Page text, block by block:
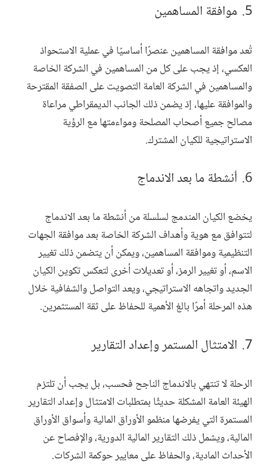
موافقة المساهمين
تُعد موافقة المساهمين عنصرًا أساسيًا في عملية الاستحواذ
العكسي، إذ يجب على كل من المساهمين في الشركة الخاصة
والمساهمين في الشركة العامة التصويت على الصفقة المقترحة
والموافقة عليها، إذ يضمن ذلك الجانب الديمقراطي مراعاة
مصالح جميع أصحاب المصلحة ومواءمتها مع الرؤية
الاستراتيجية للكيان المشترك.
أنشطة ما بعد الاندماج
يخضع الكيان المندمج لسلسلة من أنشطة ما بعد الاندماج
لتتوافق مع هوية وأهداف الشركة الخاصة بعد موافقة الجهات
التنظيمية وموافقة المساهمين، ويمكن أن يتضمن ذلك تغيير
الاسم، أو تغيير الرمز، أو تعديلات أخرى لتعكس تكوين الكيان
الجديد واتجاهه الاستراتيجي، ويعد التواصل والشفافية خلال
هذه المرحلة أمرًا بالغ الأهمية للحفاظ على ثقة المستثمرين.
الامتثال المستمر وإعداد التقارير
الرحلة لا تنتهي بالاندماج الناجح فحسب، بل يجب أن تلتزم
الهيئة العامة المشكلة حديثًا بمتطلبات الامتثال وإعداد التقارير
المستمرة التي يفرضها منظمو الأوراق المالية وأسواق الأوراق
المالية، ويشمل ذلك التقارير المالية الدورية، والإفصاح عن
الأحداث المادية، والحفاظ على معايير حوكمة الشركات.